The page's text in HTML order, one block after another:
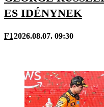
ES IDÉNYNEK
F12026.08.07. 09:30